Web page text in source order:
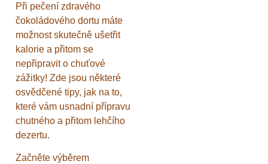
Při pečení zdravého
čokoládového dortu máte
možnost skutečně ušetřit
kalorie a přitom se
nepřipravit o chuťové
zážitky! Zde jsou některé
osvědčené tipy, jak na to,
které vám usnadní přípravu
chutného a přitom lehčího
dezertu.
Začněte výběrem